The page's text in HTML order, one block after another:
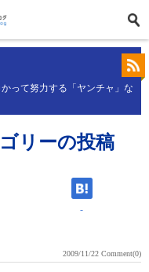
って努力する「ヤンチャ」な
リーの投稿
-
2009/11/22 Comment(0)